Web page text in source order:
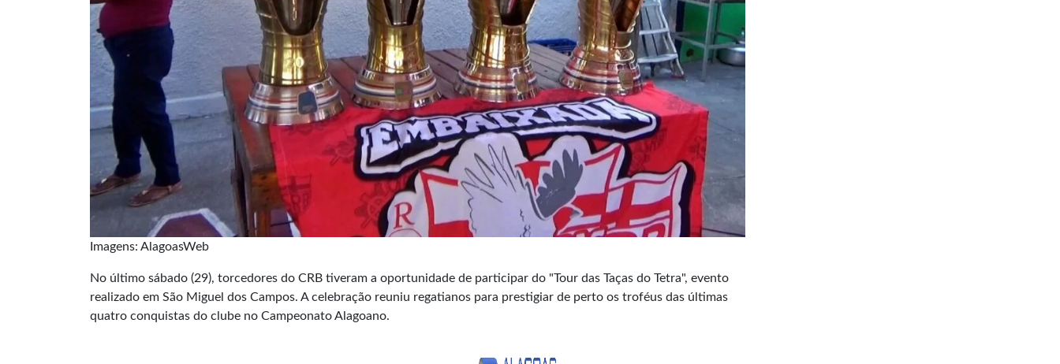
Imagens: AlagoasWeb
No último sábado (29), torcedores do CRB tiveram a oportunidade de participar do "Tour das Taças do Tetra", evento
realizado em São Miguel dos Campos. A celebração reuniu regatianos para prestigiar de perto os troféus das últimas
quatro conquistas do clube no Campeonato Alagoano.